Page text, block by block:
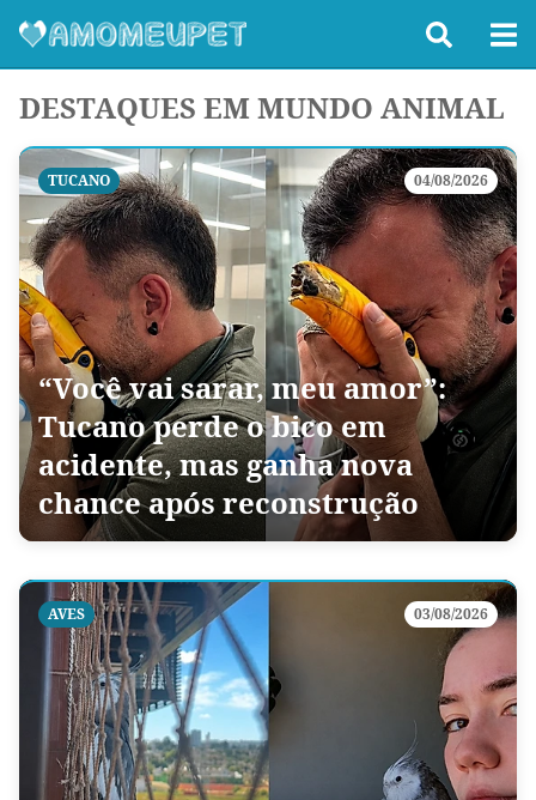
DESTAQUES EM MUNDO ANIMAL
TUCANO 04/08/2026
“Você vai sarar, meu amor”:
Tucano perde o bico em
acidente, mas ganha nova
chance após reconstrução
AVES 03/08/2026